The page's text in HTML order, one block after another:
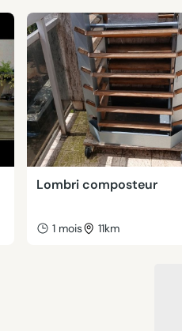
Lombri composteur
1 mois 11km